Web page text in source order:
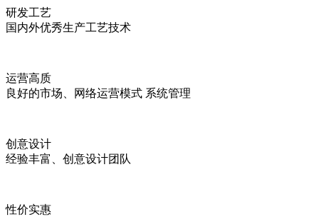
研发工艺
国内外优秀生产工艺技术
运营高质
良好的市场、网络运营模式 系统管理
创意设计
经验丰富、创意设计团队
性价实惠